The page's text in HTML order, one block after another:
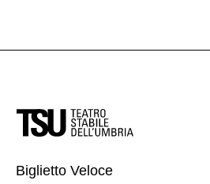
Biglietto Veloce